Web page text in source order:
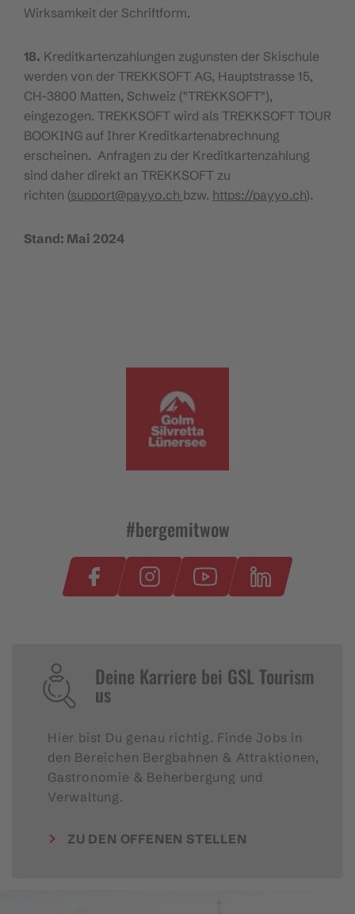
Wirksamkeit der Schriftform.
18. Kreditkartenzahlungen zugunsten der Skischule
werden von der TREKKSOFT AG, Hauptstrasse 15,
CH-3800 Matten, Schweiz ("TREKKSOFT"),
eingezogen. TREKKSOFT wird als TREKKSOFT TOUR
BOOKING auf Ihrer Kreditkartenabrechnung
erscheinen. Anfragen zu der Kreditkartenzahlung
sind daher direkt an TREKKSOFT zu
richten (support@payyo.ch bzw. https://payyo.ch).
Stand: Mai 2024
#bergemitwow
Deine Karriere bei GSL Tourism
us
Hier bist Du genau richtig. Finde Jobs in
den Bereichen Bergbahnen & Attraktionen,
Gastronomie & Beherbergung und
Verwaltung.
ZU DEN OFFENEN STELLEN